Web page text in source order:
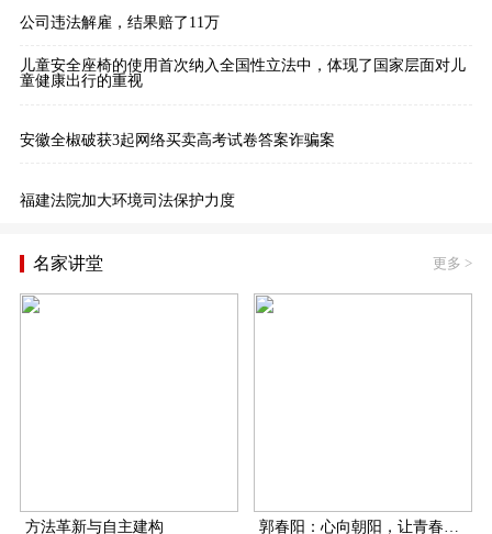
公司违法解雇，结果赔了11万
儿童安全座椅的使用首次纳入全国性立法中，体现了国家层面对儿
童健康出行的重视
安徽全椒破获3起网络买卖高考试卷答案诈骗案
福建法院加大环境司法保护力度
名家讲堂 更多 >
方法革新与自主建构